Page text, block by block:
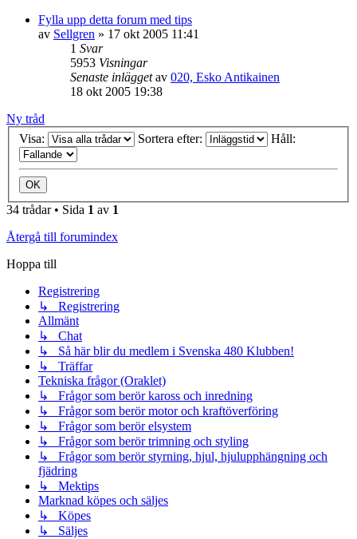
Fylla upp detta forum med tips
av Sellgren » 17 okt 2005 11:41
1 Svar
5953 Visningar
Senaste inläggetav 020, Esko Antikainen
18 okt 2005 19:38
Ny tråd
Visa:
Sortera efter: Håll:
34 trådar • Sida 1 av 1
Återgå till forumindex
Hoppa till
Registrering
↳ Registrering
Allmänt
↳ Chat
↳ Så här blir du medlem i Svenska 480 Klubben!
↳ Träffar
Tekniska frågor (Oraklet)
↳ Frågor som berör kaross och inredning
↳ Frågor som berör motor och kraftöverföring
↳ Frågor som berör elsystem
↳ Frågor som berör trimning och styling
↳ Frågor som berör styrning, hjul, hjulupphängning och
fjädring
↳ Mektips
Marknad köpes och säljes
↳ Köpes
↳ Säljes